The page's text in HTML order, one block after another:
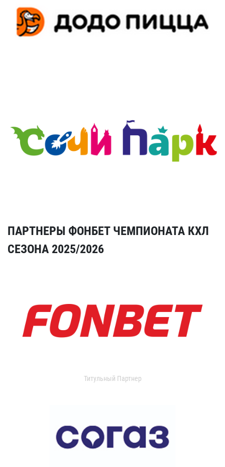
ПАРТНЕРЫ ФОНБЕТ ЧЕМПИОНАТА КХЛ
СЕЗОНА 2025/2026
Титульный Партнер